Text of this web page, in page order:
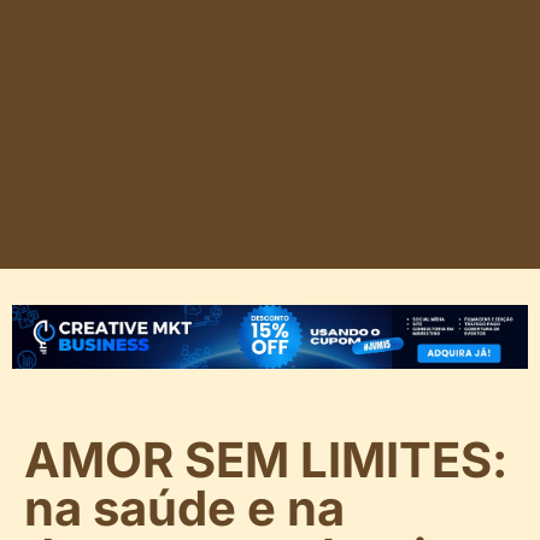
AMOR SEM LIMITES:
na saúde e na